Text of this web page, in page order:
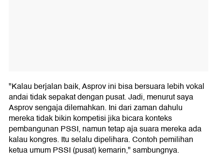
"Kalau berjalan baik, Asprov ini bisa bersuara lebih vokal
andai tidak sepakat dengan pusat. Jadi, menurut saya
Asprov sengaja dilemahkan. Ini dari zaman dahulu
mereka tidak bikin kompetisi jika bicara konteks
pembangunan PSSI, namun tetap aja suara mereka ada
kalau kongres. Itu selalu dipelihara. Contoh pemilihan
ketua umum PSSI (pusat) kemarin," sambungnya.